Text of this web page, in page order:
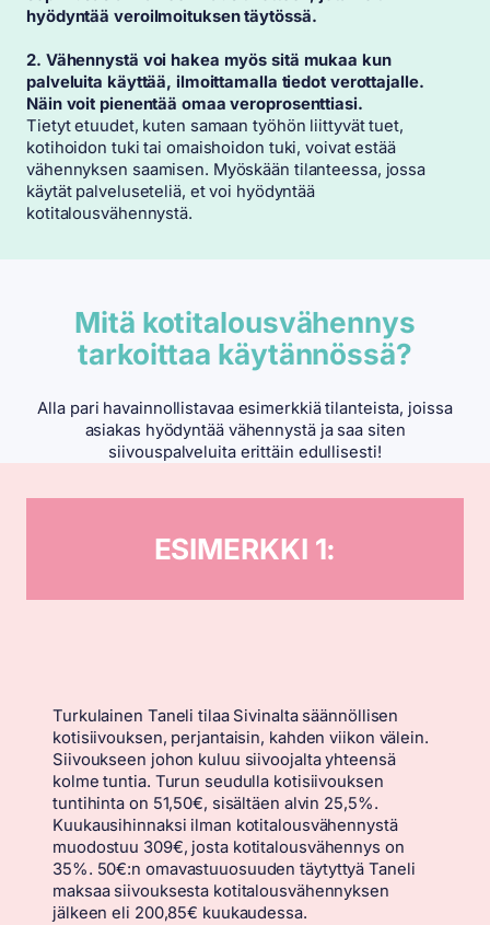
hyödyntää veroilmoituksen täytössä.
2. Vähennystä voi hakea myös sitä mukaa kun
palveluita käyttää, ilmoittamalla tiedot verottajalle.
Näin voit pienentää omaa veroprosenttiasi.
Tietyt etuudet, kuten samaan työhön liittyvät tuet,
kotihoidon tuki tai omaishoidon tuki, voivat estää
vähennyksen saamisen. Myöskään tilanteessa, jossa
käytät palveluseteliä, et voi hyödyntää
kotitalousvähennystä.
Mitä kotitalousvähennys
tarkoittaa käytännössä?
Alla pari havainnollistavaa esimerkkiä tilanteista, joissa
asiakas hyödyntää vähennystä ja saa siten
siivouspalveluita erittäin edullisesti!
ESIMERKKI 1:
Turkulainen Taneli tilaa Sivinalta säännöllisen
kotisiivouksen, perjantaisin, kahden viikon välein.
Siivoukseen johon kuluu siivoojalta yhteensä
kolme tuntia. Turun seudulla kotisiivouksen
tuntihinta on 51,50€, sisältäen alvin 25,5%.
Kuukausihinnaksi ilman kotitalousvähennystä
muodostuu 309€, josta kotitalousvähennys on
35%. 50€:n omavastuuosuuden täytyttyä Taneli
maksaa siivouksesta kotitalousvähennyksen
jälkeen eli 200,85€ kuukaudessa.